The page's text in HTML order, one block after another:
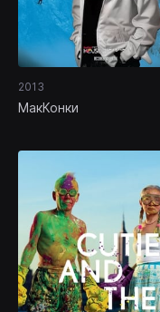
2013
МакКонки